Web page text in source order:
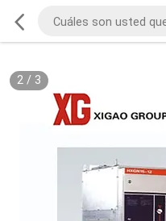
2/ 3